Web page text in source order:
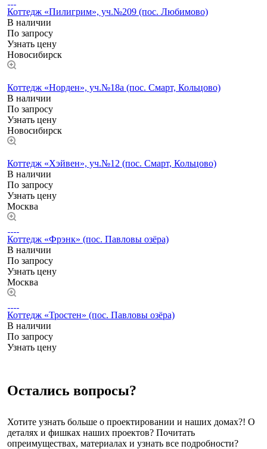
Коттедж «Пилигрим», уч.№209 (пос. Любимово)
В наличии
По запросу
Узнать цену
Новосибирск
Коттедж «Норден», уч.№18а (пос. Смарт, Кольцово)
В наличии
По запросу
Узнать цену
Новосибирск
Коттедж «Хэйвен», уч.№12 (пос. Смарт, Кольцово)
В наличии
По запросу
Узнать цену
Москва
Коттедж «Фрэнк» (пос. Павловы озёра)
В наличии
По запросу
Узнать цену
Москва
Коттедж «Тростен» (пос. Павловы озёра)
В наличии
По запросу
Узнать цену
Остались вопросы?
Хотите узнать больше о проектировании и наших домах?! О
деталях и фишках наших проектов? Почитать
опреимуществах, материалах и узнать все подробности?